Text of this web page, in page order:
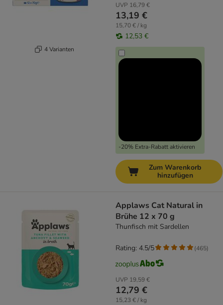
4 Varianten
UVP 16,79 €
13,19 €
15,70 € / kg
12,53 €
-20% Extra-Rabatt aktivieren
Zum Warenkorb
hinzufügen
Applaws Cat Natural in
Brühe 12 x 70 g
Thunfisch mit Sardellen
UVP 19,59 €
12,79 €
15,23 € / kg
Rating: 4.5/5 (465)